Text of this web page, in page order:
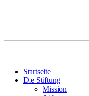
Startseite
Die Stiftung
Mission